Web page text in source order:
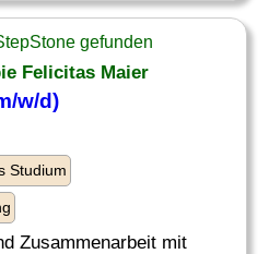
gefunden
Felicitas Maier
w/d)
Studium
Zusammenarbeit mit